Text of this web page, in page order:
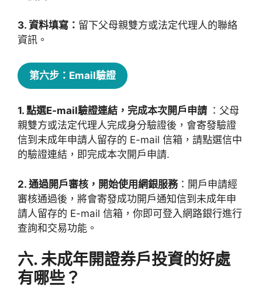
3. 資料填寫： 留下父母親雙方或法定代理人的聯絡
資訊。
第六步：Email驗證
1. 點選E-mail驗證連結，完成本次開戶申請 ：父母
親雙方或法定代理人完成身分驗證後，會寄發驗證
信到未成年申請人留存的 E-mail 信箱，請點選信中
的驗證連結，即完成本次開戶申請.
2. 通過開戶審核，開始使用網銀服務：開戶申請經
審核通過後，將會寄發成功開戶通知信到未成年申
請人留存的 E-mail 信箱，你即可登入網路銀行進行
查詢和交易功能。
六. 未成年開證券戶投資的好處
有哪些？